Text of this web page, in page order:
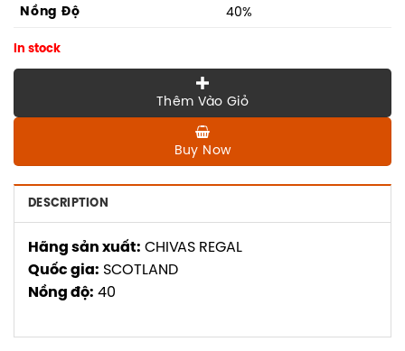
Nồng Độ
40%
In stock
Thêm Vào Giỏ
Buy Now
DESCRIPTION
Hãng sản xuất: CHIVAS REGAL
Quốc gia: SCOTLAND
Nồng độ: 40